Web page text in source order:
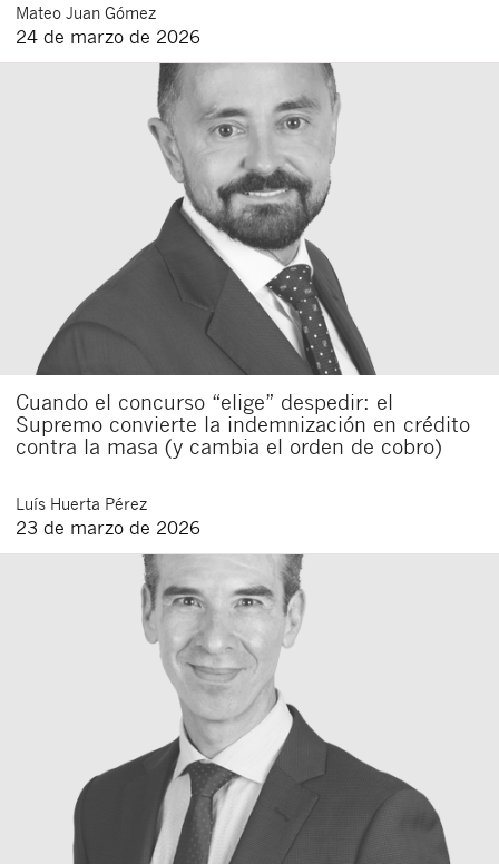
Mateo Juan Gómez
24 de marzo de 2026
Cuando el concurso “elige” despedir: el
Supremo convierte la indemnización en crédito
contra la masa (y cambia el orden de cobro)
Luís Huerta Pérez
23 de marzo de 2026